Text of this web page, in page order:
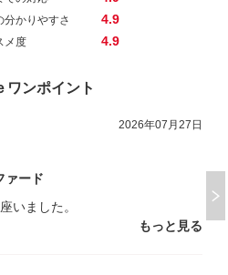
分かりやすさ 4.9
メ度 4.9
ワンポイント
2026年07月27日
ァード
いました。
もっと見る